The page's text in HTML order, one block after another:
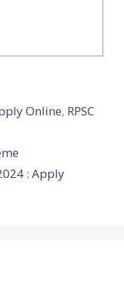
Online, RPSC
: Apply